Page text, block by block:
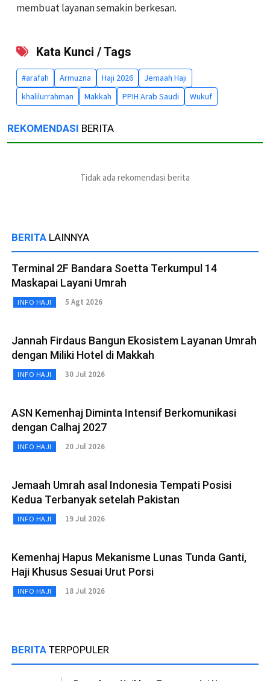
membuat layanan semakin berkesan.
Kata Kunci / Tags
#arafah Armuzna Haji 2026
Jemaah Haji
khalilurrahman
Makkah PPIH Arab Saudi Wukuf
REKOMENDASI BERITA
Tidak ada rekomendasi berita
BERITA LAINNYA
Terminal 2F Bandara Soetta Terkumpul 14
Maskapai Layani Umrah
INFO HAJI 5 Agt 2026
Jannah Firdaus Bangun Ekosistem Layanan Umrah
dengan Miliki Hotel di Makkah
INFO HAJI 30 Jul 2026
ASN Kemenhaj Diminta Intensif Berkomunikasi
dengan Calhaj 2027
INFO HAJI 20 Jul 2026
Jemaah Umrah asal Indonesia Tempati Posisi
Kedua Terbanyak setelah Pakistan
INFO HAJI 19 Jul 2026
Kemenhaj Hapus Mekanisme Lunas Tunda Ganti,
Haji Khusus Sesuai Urut Porsi
INFO HAJI 18 Jul 2026
BERITA TERPOPULER